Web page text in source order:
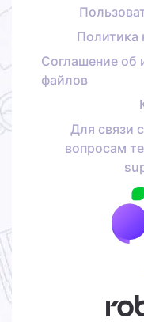
Политика
Соглашение об
файлов
Для связи
вопросам